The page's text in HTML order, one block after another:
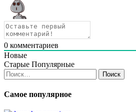
0 комментариев
Новые
Старые Популярные
Найти:
Самое популярное